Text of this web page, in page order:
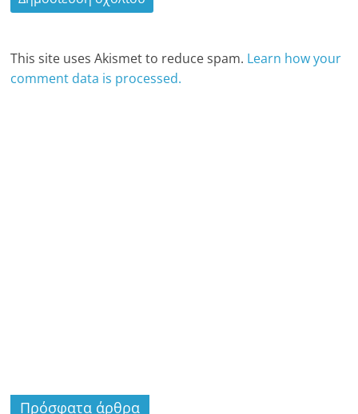
This site uses Akismet to reduce spam. Learn how your
comment data is processed.
Πρόσφατα άρθρα